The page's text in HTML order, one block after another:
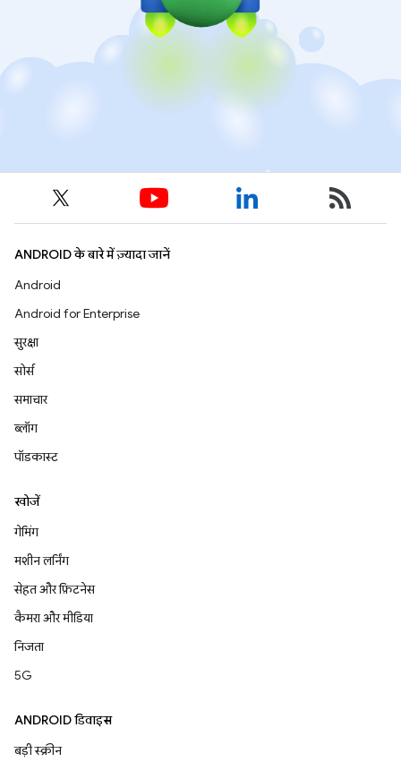
ANDROID के बारे में ज़्यादा जानें
Android
Android for Enterprise
सुरक्षा
सोर्स
समाचार
ब्लॉग
पॉडकास्ट
खोजें
गेमिंग
मशीन लर्निंग
सेहत और फ़िटनेस
कैमरा और मीडिया
निजता
5G
ANDROID डिवाइस
बड़ी स्क्रीन